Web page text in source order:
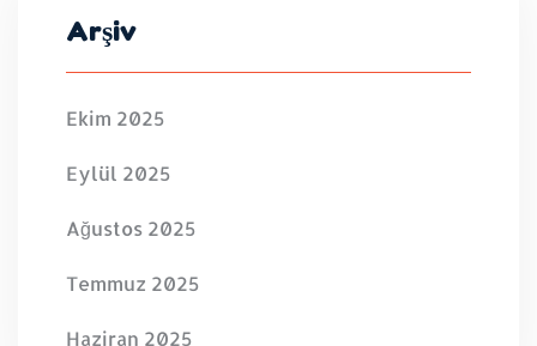
Arşiv
Ekim 2025
Eylül 2025
Ağustos 2025
Temmuz 2025
Haziran 2025